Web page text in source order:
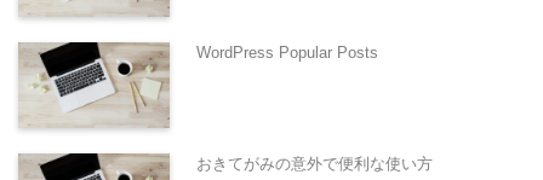
WordPress Popular Posts
おきてがみの意外で便利な使い方